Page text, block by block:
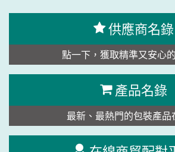
供應商名錄
點一下，獲取精準又安心
產品名錄
最新、最熱門的包裝產品